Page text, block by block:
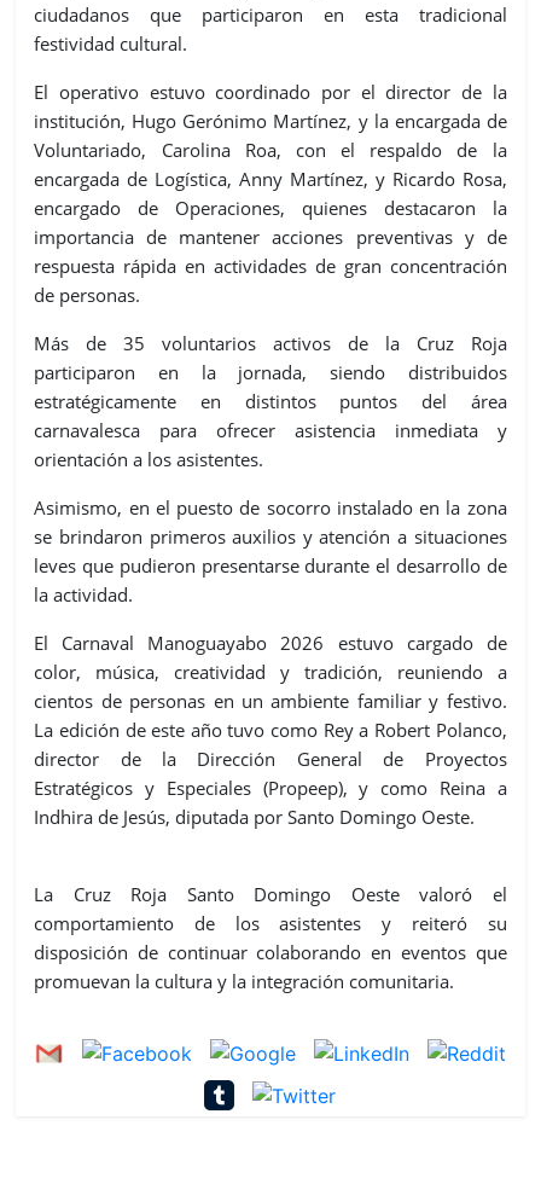
ciudadanos que participaron en esta tradicional
festividad cultural.
El operativo estuvo coordinado por el director de la
institución, Hugo Gerónimo Martínez, y la encargada de
Voluntariado, Carolina Roa, con el respaldo de la
encargada de Logística, Anny Martínez, y Ricardo Rosa,
encargado de Operaciones, quienes destacaron la
importancia de mantener acciones preventivas y de
respuesta rápida en actividades de gran concentración
de personas.
Más de 35 voluntarios activos de la Cruz Roja
participaron en la jornada, siendo distribuidos
estratégicamente en distintos puntos del área
carnavalesca para ofrecer asistencia inmediata y
orientación a los asistentes.
Asimismo, en el puesto de socorro instalado en la zona
se brindaron primeros auxilios y atención a situaciones
leves que pudieron presentarse durante el desarrollo de
la actividad.
El Carnaval Manoguayabo 2026 estuvo cargado de
color, música, creatividad y tradición, reuniendo a
cientos de personas en un ambiente familiar y festivo.
La edición de este año tuvo como Rey a Robert Polanco,
director de la Dirección General de Proyectos
Estratégicos y Especiales (Propeep), y como Reina a
Indhira de Jesús, diputada por Santo Domingo Oeste.
La Cruz Roja Santo Domingo Oeste valoró el
comportamiento de los asistentes y reiteró su
disposición de continuar colaborando en eventos que
promuevan la cultura y la integración comunitaria.